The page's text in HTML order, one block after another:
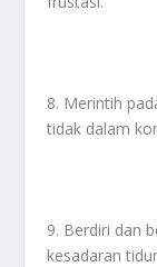
8. Merintih
tidak dalam
9. Berdiri dan
kesadaran